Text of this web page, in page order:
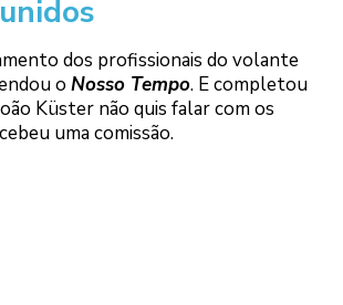
dos profissionais do volante
o Nosso Tempo. E completou
Küster não quis falar com os
uma comissão.